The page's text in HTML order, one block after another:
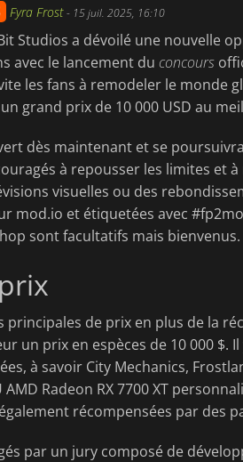
Fyra Frost- 15 juil. 2025, 16:10
Studios a dévoilé une nouvelle
avec le lancement du concours
les fans à remodeler le monde
grand prix de 10 000 USD au
dès maintenant et se
à repousser les limites et
visuelles ou des
mod.io et étiquetées avec
sont facultatifs mais bienvenus.
principales de prix en plus de la
un prix en espèces de 10 000 $.
à savoir City Mechanics,
Radeon RX 7700 XT
récompensées par des
par un jury composé de